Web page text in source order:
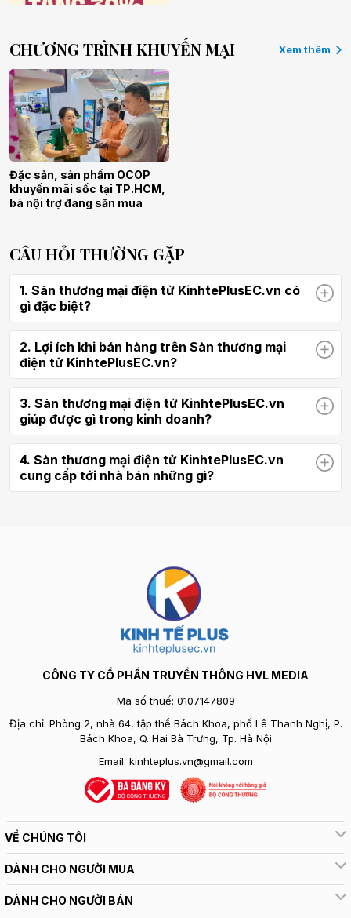
CHƯƠNG TRÌNH KHUYẾN MẠI Xem thêm
Đặc sản, sản phẩm OCOP
khuyến mãi sốc tại TP.HCM,
bà nội trợ đang săn mua
CÂU HỎI THƯỜNG GẶP
1. Sàn thương mại điện tử KinhtePlusEC.vn có
gì đặc biệt?
2. Lợi ích khi bán hàng trên Sàn thương mại
điện tử KinhtePlusEC.vn?
3. Sàn thương mại điện tử KinhtePlusEC.vn
giúp được gì trong kinh doanh?
4. Sàn thương mại điện tử KinhtePlusEC.vn
cung cấp tới nhà bán những gì?
CÔNG TY CỔ PHẦN TRUYỀN THÔNG HVL MEDIA
Mã số thuế: 0107147809
Địa chỉ: Phòng 2, nhà 64, tập thể Bách Khoa, phố Lê Thanh Nghị, P.
Bách Khoa, Q. Hai Bà Trưng, Tp. Hà Nội
Email: kinhteplus.vn@gmail.com
VỀ CHÚNG TÔI
DÀNH CHO NGƯỜI MUA
DÀNH CHO NGƯỜI BÁN